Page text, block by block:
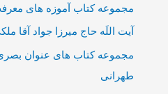
مجموعه کتاب آموزه های
آیت اللَه حاج میرزا جواد آقا
مجموعه کتاب های عنوان
طهرانی